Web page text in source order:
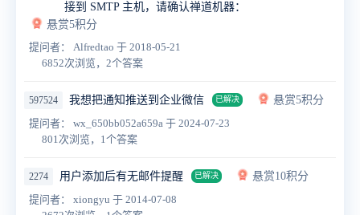
接到 SMTP 主机，请确认禅道机器：
悬赏5积分
提问者： Alfredtao 于 2018-05-21
6852次浏览，2个答案
597524 我想把通知推送到企业微信 已解决
悬赏5积分
提问者： wx_650bb052a659a 于 2024-07-23
801次浏览，1个答案
2274 用户添加后有无邮件提醒 已解决
悬赏10积分
提问者： xiongyu 于 2014-07-08